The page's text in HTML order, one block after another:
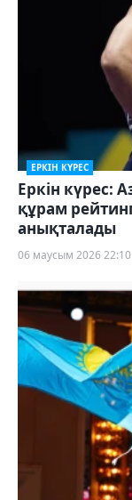
ЕРКІН КҮРЕС
Еркін күрес:
құрам
анықталады
06 маусым 2026 22:10